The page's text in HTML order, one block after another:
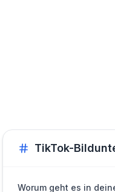
TikTok-
Worum geht es in